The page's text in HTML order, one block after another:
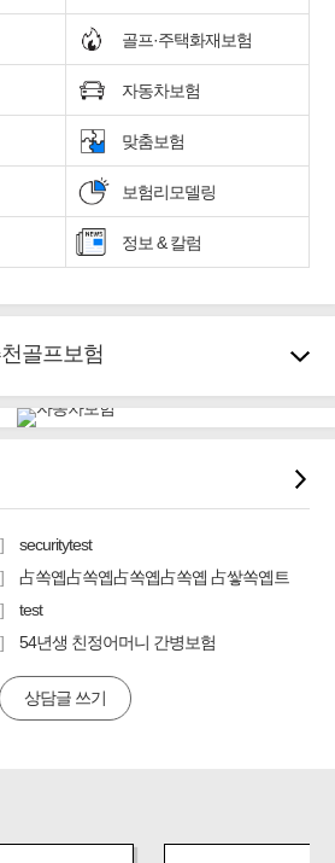
골프·주택화재보험
자동차보험
맞춤보험
보험리모델링
정보 & 칼럼
골프보험
대비 연금재테크!
사고대비 운전자보험
지 건강보험
기전에 4세대 가입
securitytest
占쏙옙占쏙옙占쏙옙占쏙옙 占쌓쏙옙트
test
54년생 친정어머니 간병보험
상담글 쓰기